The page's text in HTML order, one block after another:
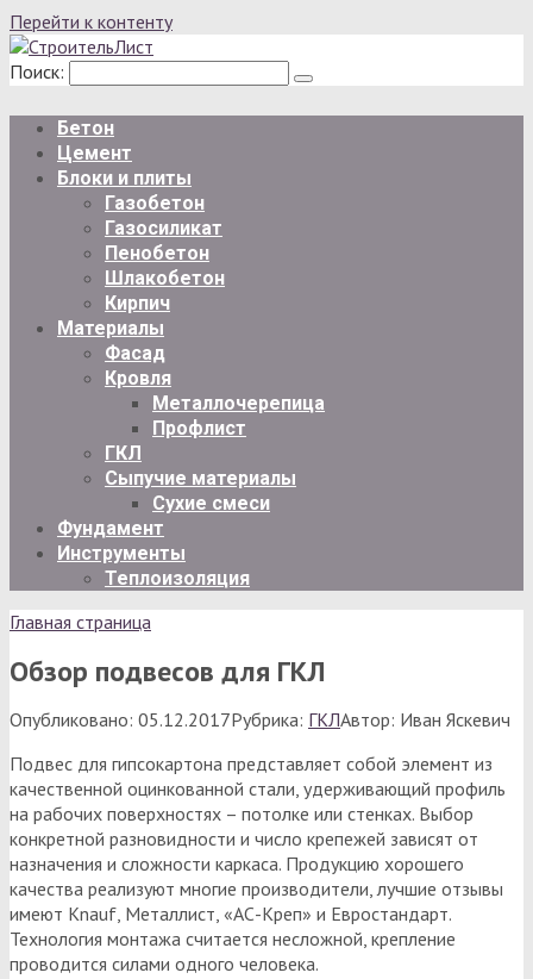
Перейти к контенту
Поиск:
Бетон
Цемент
Блоки и плиты
Газобетон
Газосиликат
Пенобетон
Шлакобетон
Кирпич
Материалы
Фасад
Кровля
Металлочерепица
Профлист
ГКЛ
Сыпучие материалы
Сухие смеси
Фундамент
Инструменты
Теплоизоляция
Главная страница
Обзор подвесов для ГКЛ
Опубликовано: 05.12.2017Рубрика: ГКЛАвтор: Иван Яскевич
Подвес для гипсокартона представляет собой элемент из
качественной оцинкованной стали, удерживающий профиль
на рабочих поверхностях – потолке или стенках. Выбор
конкретной разновидности и число крепежей зависят от
назначения и сложности каркаса. Продукцию хорошего
качества реализуют многие производители, лучшие отзывы
имеют Knauf, Металлист, «АС-Креп» и Евростандарт.
Технология монтажа считается несложной, крепление
проводится силами одного человека.